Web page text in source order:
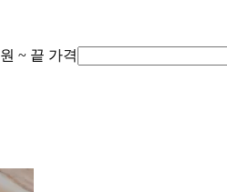
원 ~ 끝 가격